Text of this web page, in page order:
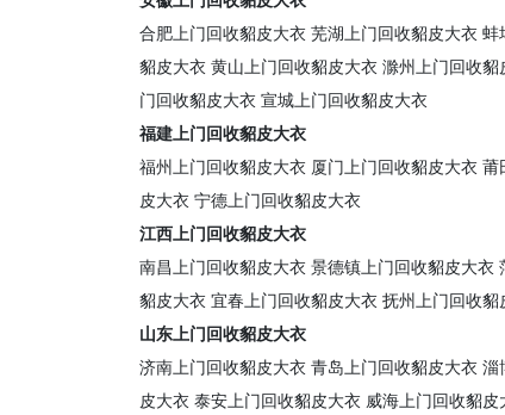
合肥上门回收貂皮大衣 芜湖上门回收貂皮大衣 蚌
貂皮大衣 黄山上门回收貂皮大衣 滁州上门回收貂
门回收貂皮大衣 宣城上门回收貂皮大衣
福建上门回收貂皮大衣
福州上门回收貂皮大衣 厦门上门回收貂皮大衣 莆
皮大衣 宁德上门回收貂皮大衣
江西上门回收貂皮大衣
南昌上门回收貂皮大衣 景德镇上门回收貂皮大衣
貂皮大衣 宜春上门回收貂皮大衣 抚州上门回收貂
山东上门回收貂皮大衣
济南上门回收貂皮大衣 青岛上门回收貂皮大衣 淄
皮大衣 泰安上门回收貂皮大衣 威海上门回收貂皮